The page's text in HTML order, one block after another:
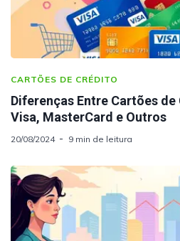
CARTÕES DE CRÉDITO
Diferenças Entre Cartões
Visa, MasterCard e Outros
20/08/2024 9 min de leitura